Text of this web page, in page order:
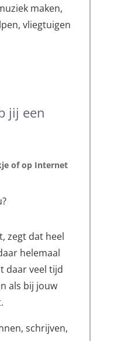
maken,
vliegtuigen
jij een
of op Internet
zegt dat heel
helemaal
daar veel tijd
als bij jouw
schrijven,